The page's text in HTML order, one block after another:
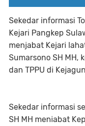
Sekedar informasi
Kejari Pangkep
menjabat Kejari
Sumarsono SH MH,
dan TPPU di
Sekedar informasi
SH MH meniabat